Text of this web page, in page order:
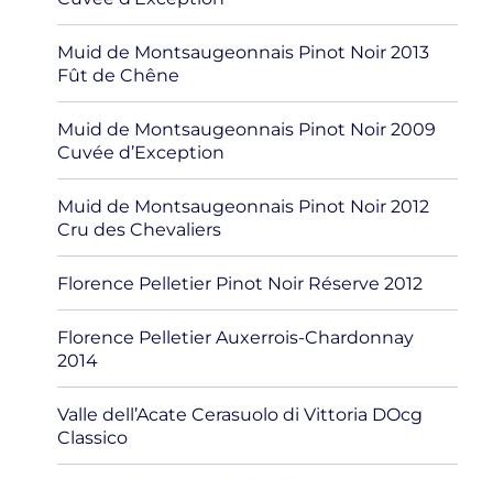
Muid de Montsaugeonnais Pinot Noir 2013
Fût de Chêne
Muid de Montsaugeonnais Pinot Noir 2009
Cuvée d’Exception
Muid de Montsaugeonnais Pinot Noir 2012
Cru des Chevaliers
Florence Pelletier Pinot Noir Réserve 2012
Florence Pelletier Auxerrois-Chardonnay
2014
Valle dell’Acate Cerasuolo di Vittoria DOcg
Classico